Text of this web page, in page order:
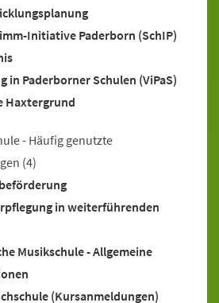
Initiative Paderborn (SchIP)
in Paderborner Schulen (ViPaS)
Haxtergrund
- Häufig genutzte
(4)
in weiterführenden
Musikschule - Allgemeine
(Kursanmeldungen)